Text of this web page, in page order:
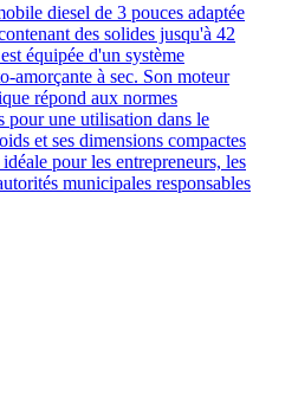
diesel de 3 pouces adaptée
des solides jusqu'à 42
équipée d'un système
amorçante à sec. Son moteur
répond aux normes
pour une utilisation dans le
et ses dimensions compactes
pour les entrepreneurs, les
municipales responsables